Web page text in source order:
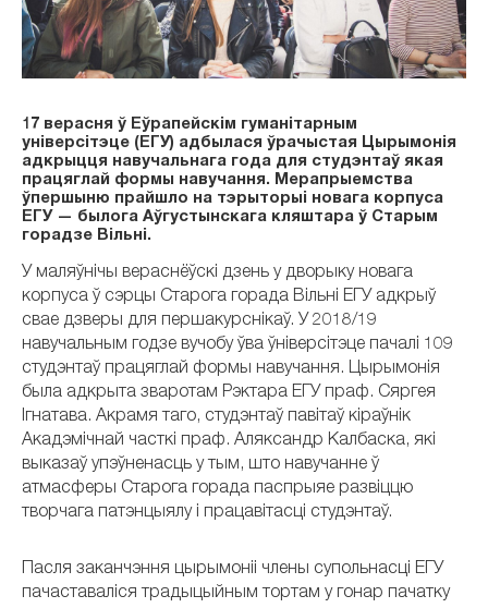
17 верасня ў Еўрапейскім гуманітарным
універсітэце (ЕГУ) адбылася ўрачыстая Цырымонія
адкрыцця навучальнага года для студэнтаў якая
працяглай формы навучання. Мерапрыемства
ўпершыню прайшло на тэрыторыі новага корпуса
ЕГУ — былога Аўгустынскага кляштара ў Старым
горадзе Вільні.
У маляўнічы вераснёўскі дзень у дворыку новага
корпуса ў сэрцы Старога горада Вільні ЕГУ адкрыў
свае дзверы для першакурснікаў. У 2018/19
навучальным годзе вучобу ўва ўніверсітэце пачалі 109
студэнтаў працяглай формы навучання. Цырымонія
была адкрыта зваротам Рэктара ЕГУ праф. Сяргея
Ігнатава. Акрамя таго, студэнтаў павітаў кіраўнік
Акадэмічнай часткі праф. Аляксандр Калбаска, які
выказаў упэўненасць у тым, што навучанне ў
атмасферы Старога горада паспрыяе развіццю
творчага патэнцыялу і працавітасці студэнтаў.
Пасля заканчэння цырымоніі члены супольнасці ЕГУ
пачаставаліся традыцыйным тортам у гонар пачатку